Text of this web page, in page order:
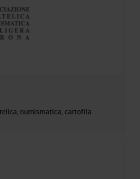
numismatica, cartofila